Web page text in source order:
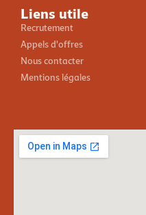
Liens utile
Recrutement
Appels d'offres
Nous contacter
Mentions légales